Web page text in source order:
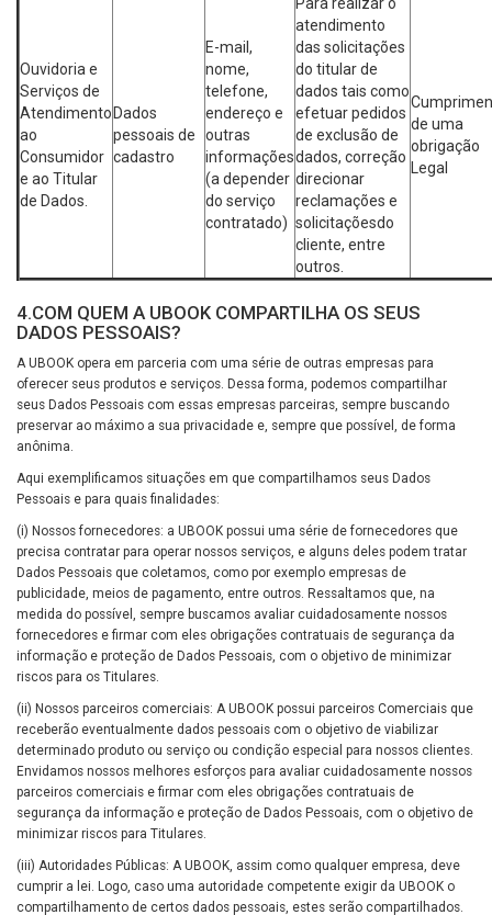
Ouvidoria e
Serviços de
Atendimento
ao
Consumidor
e ao Titular
de Dados.
Dados
pessoais de
cadastro
E-mail,
nome,
telefone,
endereço e
outras
informações
(a depender
do serviço
contratado)
atendimento
das solicitações
do titular de
dados tais como
efetuar pedidos
de exclusão de
dados, correção
direcionar
reclamações e
solicitaçõesdo
cliente, entre
outros.
de uma
obrigação
Legal
4.COM QUEM A UBOOK COMPARTILHA OS SEUS
DADOS PESSOAIS?
A UBOOK opera em parceria com uma série de outras empresas para
oferecer seus produtos e serviços. Dessa forma, podemos compartilhar
seus Dados Pessoais com essas empresas parceiras, sempre buscando
preservar ao máximo a sua privacidade e, sempre que possível, de forma
anônima.
Aqui exemplificamos situações em que compartilhamos seus Dados
Pessoais e para quais finalidades:
(i) Nossos fornecedores: a UBOOK possui uma série de fornecedores que
precisa contratar para operar nossos serviços, e alguns deles podem tratar
Dados Pessoais que coletamos, como por exemplo empresas de
publicidade, meios de pagamento, entre outros. Ressaltamos que, na
medida do possível, sempre buscamos avaliar cuidadosamente nossos
fornecedores e firmar com eles obrigações contratuais de segurança da
informação e proteção de Dados Pessoais, com o objetivo de minimizar
riscos para os Titulares.
(ii) Nossos parceiros comerciais: A UBOOK possui parceiros Comerciais que
receberão eventualmente dados pessoais com o objetivo de viabilizar
determinado produto ou serviço ou condição especial para nossos clientes.
Envidamos nossos melhores esforços para avaliar cuidadosamente nossos
parceiros comerciais e firmar com eles obrigações contratuais de
segurança da informação e proteção de Dados Pessoais, com o objetivo de
minimizar riscos para Titulares.
(iii) Autoridades Públicas: A UBOOK, assim como qualquer empresa, deve
cumprir a lei. Logo, caso uma autoridade competente exigir da UBOOK o
compartilhamento de certos dados pessoais, estes serão compartilhados.